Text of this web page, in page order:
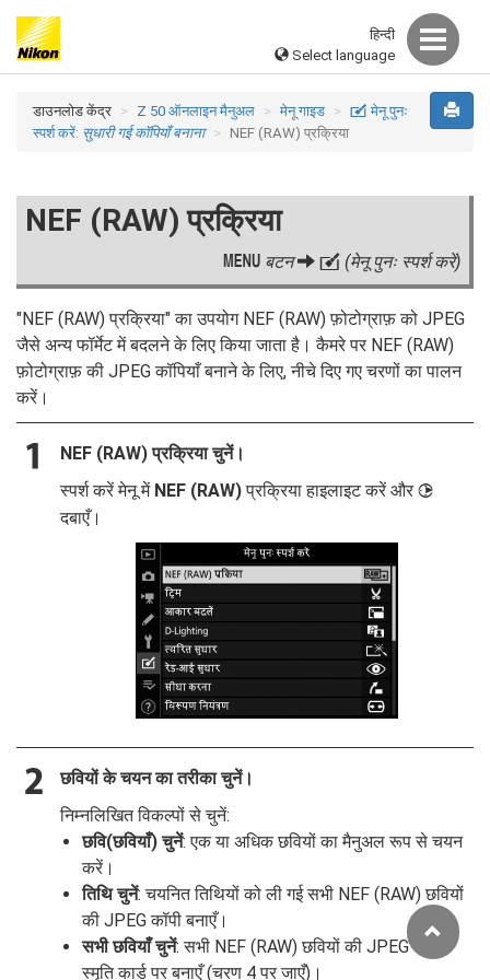
हिन्दी
Select language
डाउनलोड केंद्र Z 50 ऑनलाइन मैनुअल मेनू गाइड N मेनू पुनः
स्पर्श करें: सुधारी गई कॉपियाँ बनाना NEF (RAW) प्रक्रिया
NEF (RAW) प्रक्रिया
G बटन N (मेनू पुनः स्पर्श करें)
"NEF (RAW) प्रक्रिया" का उपयोग NEF (RAW) फ़ोटोग्राफ़ को JPEG
जैसे अन्य फॉर्मेट में बदलने के लिए किया जाता है। कैमरे पर NEF (RAW)
फ़ोटोग्राफ़ की JPEG कॉपियाँ बनाने के लिए, नीचे दिए गए चरणों का पालन
करें।
NEF (RAW) प्रक्रियाचुनें।
स्पर्श करें मेनू में NEF (RAW)प्रक्रिया हाइलाइट करें और 2
दबाएँ।
छवियों के चयन का तरीका चुनें।
निम्नलिखित विकल्पों से चुनें:
छवि(छवियाँ) चुनें: एक या अधिक छवियों का मैनुअल रूप से चयन
करें।
तिथि चुनें: चयनित तिथियों को ली गई सभी NEF (RAW) छवियों
की JPEG कॉपी बनाएँ।
सभी छवियाँ चुनें: सभी NEF (RAW) छवियों की JPEG कॉपी
स्मृति कार्ड पर बनाएँ (चरण 4 पर जाएँ)।